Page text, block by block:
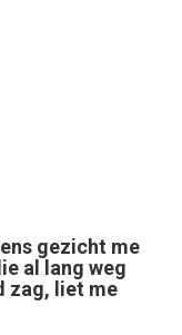
gezicht me
al lang weg
zag, liet me